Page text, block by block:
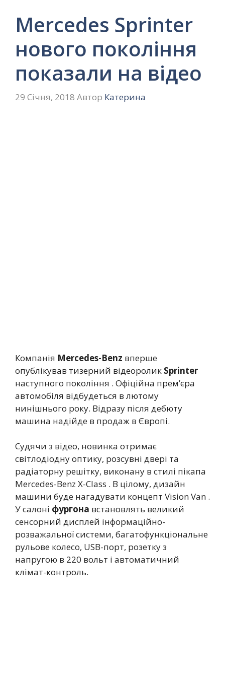
Mercedes Sprinter
нового покоління
показали на відео
29 Січня, 2018 Автор Катерина
Компанія Mercedes-Benz вперше
опублікував тизерний відеоролик Sprinter
наступного покоління . Офіційна прем’єра
автомобіля відбудеться в лютому
нинішнього року. Відразу після дебюту
машина надійде в продаж в Європі.
Судячи з відео, новинка отримає
світлодіодну оптику, розсувні двері та
радіаторну решітку, виконану в стилі пікапа
Mercedes-Benz X-Class . В цілому, дизайн
машини буде нагадувати концепт Vision Van .
У салоні фургона встановлять великий
сенсорний дисплей інформаційно-
розважальної системи, багатофункціональне
рульове колесо, USB-порт, розетку з
напругою в 220 вольт і автоматичний
клімат-контроль.